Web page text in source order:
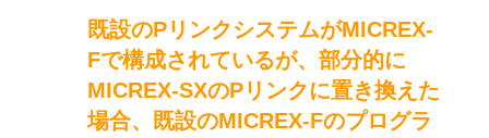
既設のPリンクシステムがMICREX-
Fで構成されているが、部分的に
MICREX-SXのPリンクに置き換えた
場合、既設のMICREX-Fのプログラ